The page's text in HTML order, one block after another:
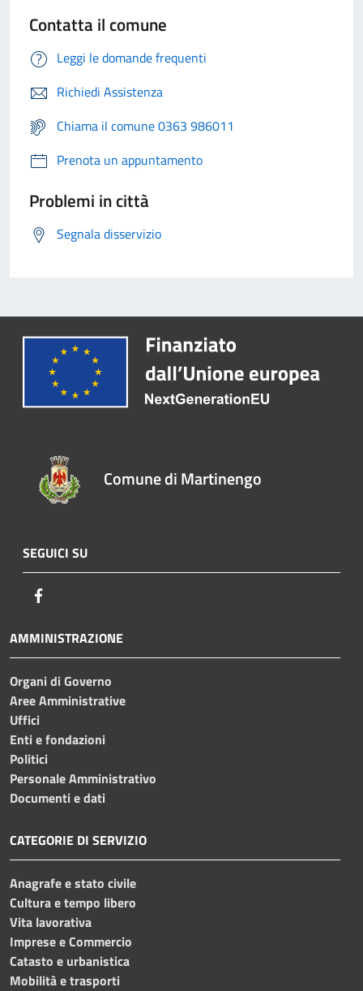
Contatta il comune
Leggi le domande frequenti
Richiedi Assistenza
Chiama il comune 0363 986011
Prenota un appuntamento
Problemi in città
Segnala disservizio
Comune di Martinengo
SEGUICI SU
AMMINISTRAZIONE
Organi di Governo
Aree Amministrative
Uffici
Enti e fondazioni
Politici
Personale Amministrativo
Documenti e dati
CATEGORIE DI SERVIZIO
Anagrafe e stato civile
Cultura e tempo libero
Vita lavorativa
Imprese e Commercio
Catasto e urbanistica
Mobilità e trasporti